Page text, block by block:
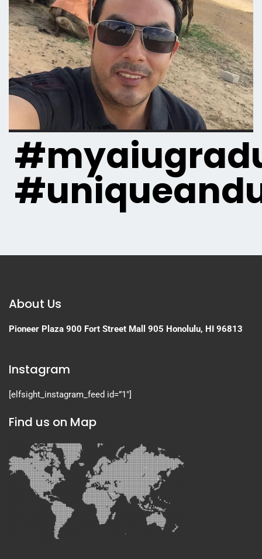
About Us
Pioneer Plaza 900 Fort Street Mall 905 Honolulu, HI 96813
Instagram
[elfsight_instagram_feed id=”1″]
Find us on Map